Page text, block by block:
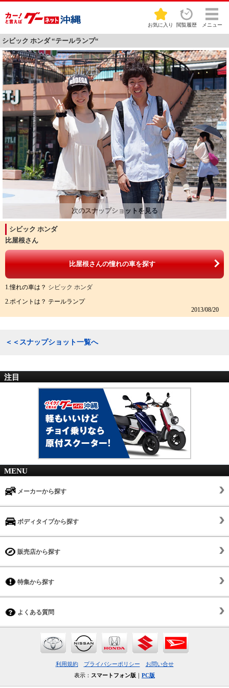
お気に入り 閲覧履歴 メニュー
シビック ホンダ “テールランプ“
シビック ホンダ
比屋根さん
比屋根さんの憧れの車を探す
1.憧れの車は？ シビック ホンダ
2.ポイントは？ テールランプ
2013/08/20
＜＜スナップショット一覧へ
注目
MENU
メーカーから探す
ボディタイプから探す
販売店から探す
特集から探す
よくある質問
利用規約 プライバシーポリシー
お問い合せ
表示： スマートフォン版 ｜ PC版